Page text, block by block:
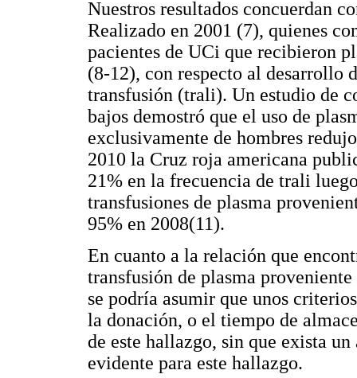
Nuestros resultados concuerdan
Realizado en 2001 (7), quienes
pacientes de UCi que recibieron
(8-12), con respecto al desarrollo
transfusión (trali). Un estudio de
bajos demostró que el uso de
exclusivamente de hombres
2010 la Cruz roja americana
21% en la frecuencia de trali
transfusiones de plasma
95% en 2008(11).
En cuanto a la relación que
transfusión de plasma
se podría asumir que unos
la donación, o el tiempo de
de este hallazgo, sin que exista
evidente para este hallazgo.